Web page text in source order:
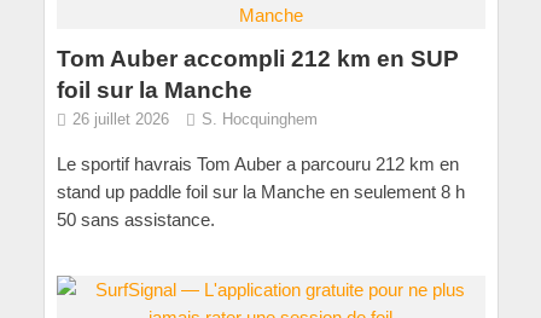
Tom Auber accompli 212 km en SUP
foil sur la Manche
26 juillet 2026 S. Hocquinghem
Le sportif havrais Tom Auber a parcouru 212 km en
stand up paddle foil sur la Manche en seulement 8 h
50 sans assistance.